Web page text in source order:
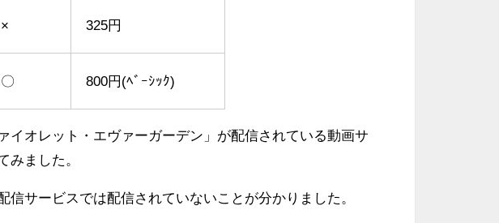
× 325円
〇 800円(ﾍﾞｰｼｯｸ)
イオレット・エヴァーガーデン」が配信されている動画サ
みました。
信サービスでは配信されていないことが分かりました。